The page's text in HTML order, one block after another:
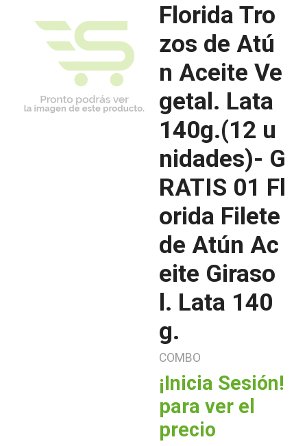
Florida Tro
zos de Atú
n Aceite Ve
getal. Lata
140g.(12 u
nidades)- G
RATIS 01 Fl
orida Filete
de Atún Ac
eite Giraso
l. Lata 140
g.
COMBO
¡Inicia Sesión!
para ver el
precio